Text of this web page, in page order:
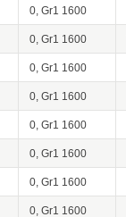
0, Gr1 1600
0, Gr1 1600
0, Gr1 1600
0, Gr1 1600
0, Gr1 1600
0, Gr1 1600
0, Gr1 1600
0, Gr1 1600